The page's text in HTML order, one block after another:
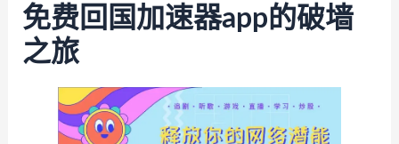
免费回国加速器app的破墙
之旅